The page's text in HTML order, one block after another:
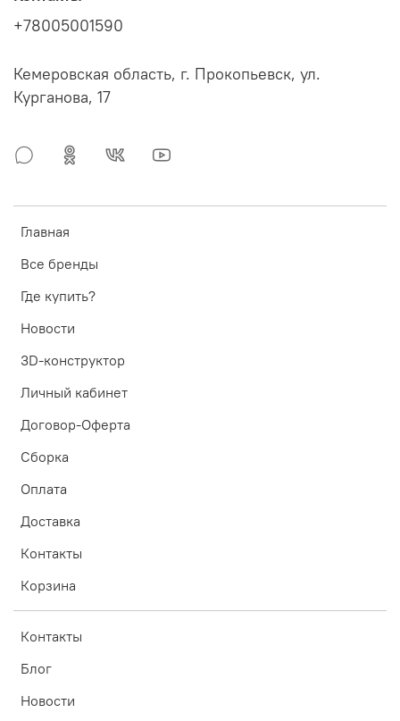
Главная
Все бренды
Где купить?
Новости
3D-конструктор
Личный кабинет
Договор-Оферта
Сборка
Оплата
Доставка
Контакты
Корзина
Контакты
Блог
Новости
+78005001590
Кемеровская область, г. Прокопьевск, ул.
Курганова, 17